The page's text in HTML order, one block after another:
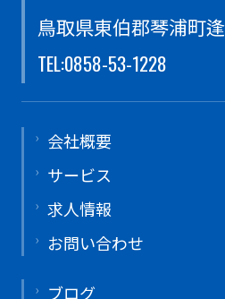
鳥取県東伯郡琴浦町
TEL:0858-53-1228
会社概要
サービス
求人情報
お問い合わせ
ブログ